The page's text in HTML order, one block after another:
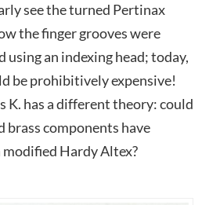
see the turned Pertinax
the finger grooves were
an indexing head; today,
be prohibitively expensive!
K. has a different theory: could
brass components have
Hardy Altex?